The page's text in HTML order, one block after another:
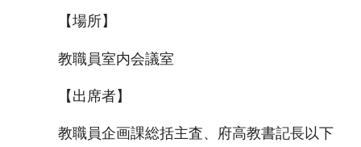
【場所】
教職員室内会議室
【出席者】
教職員企画課総括主査、府高教書記長以下